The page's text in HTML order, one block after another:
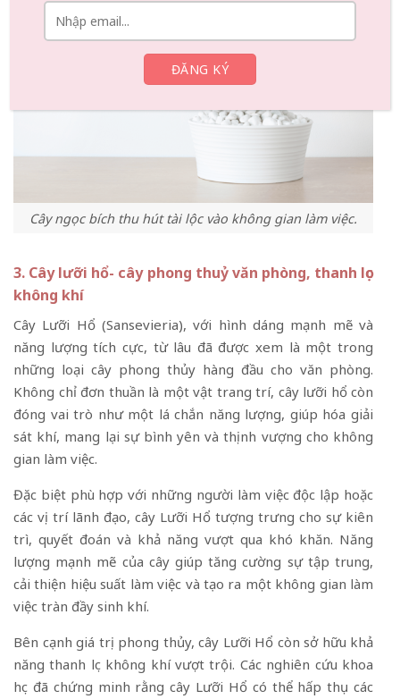
Cây ngọc bích thu hút tài lộc vào không gian làm việc.
3. Cây lưỡi hổ- cây phong thuỷ văn phòng, thanh lọc
không khí
Cây Lưỡi Hổ (Sansevieria), với hình dáng mạnh mẽ và
năng lượng tích cực, từ lâu đã được xem là một trong
những loại cây phong thủy hàng đầu cho văn phòng.
Không chỉ đơn thuần là một vật trang trí, cây lưỡi hổ còn
đóng vai trò như một lá chắn năng lượng, giúp hóa giải
sát khí, mang lại sự bình yên và thịnh vượng cho không
gian làm việc.
Đặc biệt phù hợp với những người làm việc độc lập hoặc
các vị trí lãnh đạo, cây Lưỡi Hổ tượng trưng cho sự kiên
trì, quyết đoán và khả năng vượt qua khó khăn. Năng
lượng mạnh mẽ của cây giúp tăng cường sự tập trung,
cải thiện hiệu suất làm việc và tạo ra một không gian làm
việc tràn đầy sinh khí.
Bên cạnh giá trị phong thủy, cây Lưỡi Hổ còn sở hữu khả
năng thanh lọc không khí vượt trội. Các nghiên cứu khoa
học đã chứng minh rằng cây Lưỡi Hổ có thể hấp thụ các